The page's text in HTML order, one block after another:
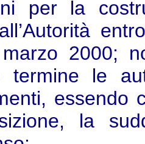
per la
2000;
termine le
essendo
la